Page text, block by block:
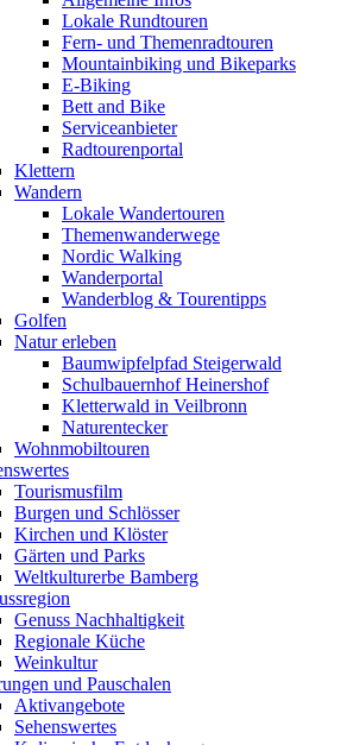
Lokale Rundtouren
Fern- und Themenradtouren
Mountainbiking und Bikeparks
E-Biking
Bett and Bike
Serviceanbieter
Radtourenportal
Klettern
Wandern
Lokale Wandertouren
Themenwanderwege
Nordic Walking
Wanderportal
Wanderblog & Tourentipps
Golfen
Natur erleben
Baumwipfelpfad Steigerwald
Schulbauernhof Heinershof
Kletterwald in Veilbronn
Naturentecker
Wohnmobiltouren
Tourismusfilm
Burgen und Schlösser
Kirchen und Klöster
Gärten und Parks
Weltkulturerbe Bamberg
Genuss Nachhaltigkeit
Regionale Küche
Weinkultur
und Pauschalen
Aktivangebote
Sehenswertes